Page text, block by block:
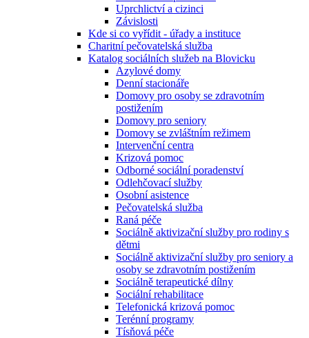
Uprchlictví a cizinci
Závislosti
Kde si co vyřídit - úřady a instituce
Charitní pečovatelská služba
Katalog sociálních služeb na Blovicku
Azylové domy
Denní stacionáře
Domovy pro osoby se zdravotním
postižením
Domovy pro seniory
Domovy se zvláštním režimem
Intervenční centra
Krizová pomoc
Odborné sociální poradenství
Odlehčovací služby
Osobní asistence
Pečovatelská služba
Raná péče
Sociálně aktivizační služby pro rodiny s
dětmi
Sociálně aktivizační služby pro seniory a
osoby se zdravotním postižením
Sociálně terapeutické dílny
Sociální rehabilitace
Telefonická krizová pomoc
Terénní programy
Tísňová péče